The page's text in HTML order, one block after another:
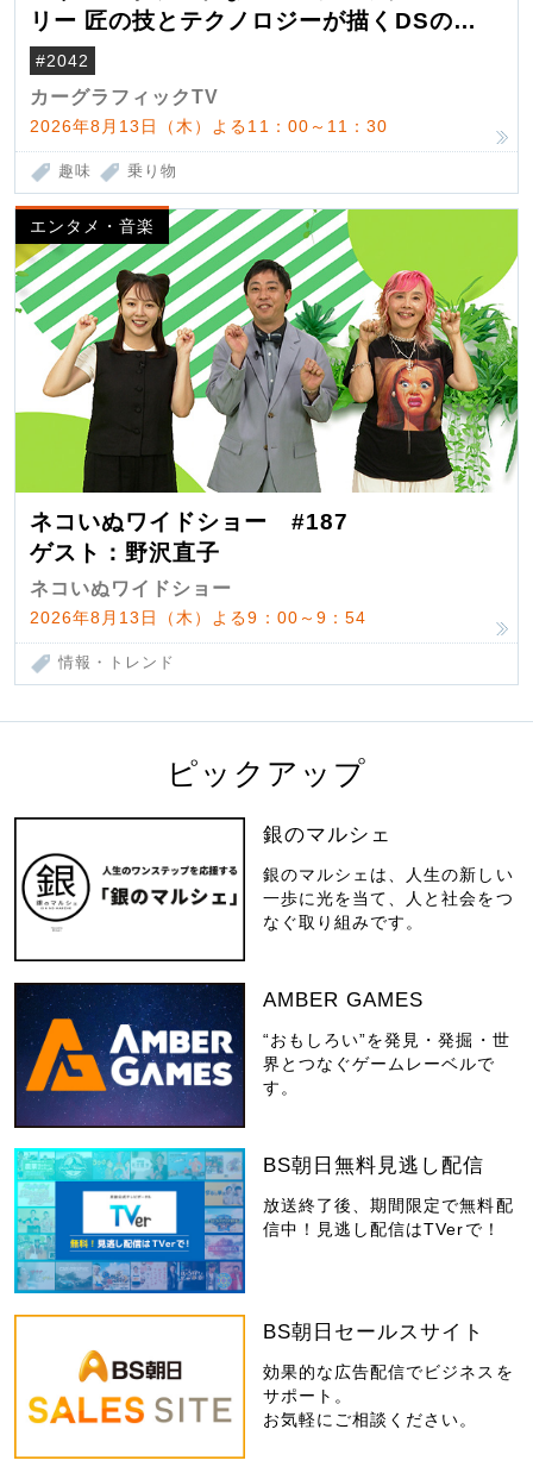
リー 匠の技とテクノロジーが描くDSの世
界観
#2042
カーグラフィックTV
2026年8月13日（木）よる11：00～11：30
趣味 乗り物
エンタメ・音楽
ネコいぬワイドショー #187
ゲスト：野沢直子
ネコいぬワイドショー
2026年8月13日（木）よる9：00～9：54
情報・トレンド
ピックアップ
銀のマルシェ
銀のマルシェは、人生の新しい
一歩に光を当て、人と社会をつ
なぐ取り組みです。
AMBER GAMES
“おもしろい”を発見・発掘・世
界とつなぐゲームレーベルで
す。
BS朝日無料見逃し配信
放送終了後、期間限定で無料配
信中！見逃し配信はTVerで！
BS朝日セールスサイト
効果的な広告配信でビジネスを
サポート。
お気軽にご相談ください。